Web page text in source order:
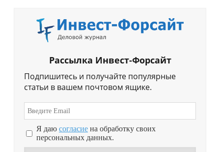
Рассылка Инвест-Форсайт
Подпишитесь и получайте популярные
статьи в вашем почтовом ящике.
Я даю согласие на обработку своих
персональных данных.